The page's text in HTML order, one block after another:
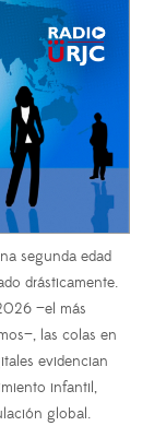
segunda edad
drásticamente.
—el más
las colas en
evidencian
infantil,
global.